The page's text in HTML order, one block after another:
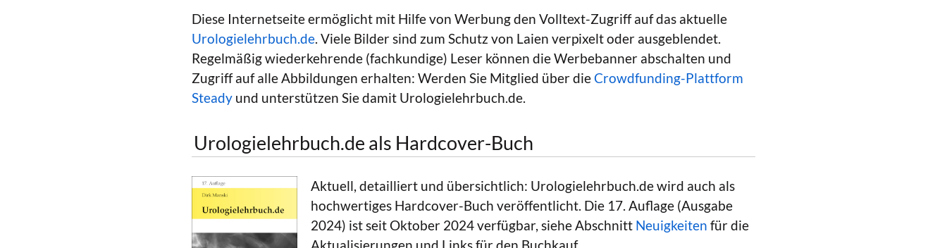
Diese Internetseite ermöglicht mit Hilfe von Werbung den Volltext-Zugriff auf das aktuelle
Urologielehrbuch.de. Viele Bilder sind zum Schutz von Laien verpixelt oder ausgeblendet.
Regelmäßig wiederkehrende (fachkundige) Leser können die Werbebanner abschalten und
Zugriff auf alle Abbildungen erhalten: Werden Sie Mitglied über dieCrowdfunding-Plattform
Steady und unterstützen Sie damit Urologielehrbuch.de.
Urologielehrbuch.de als Hardcover-Buch
Aktuell, detailliert und übersichtlich: Urologielehrbuch.de wird auch als
hochwertiges Hardcover-Buch veröffentlicht. Die 17. Auflage (Ausgabe
2024) ist seit Oktober 2024 verfügbar, siehe Abschnitt Neuigkeiten für die